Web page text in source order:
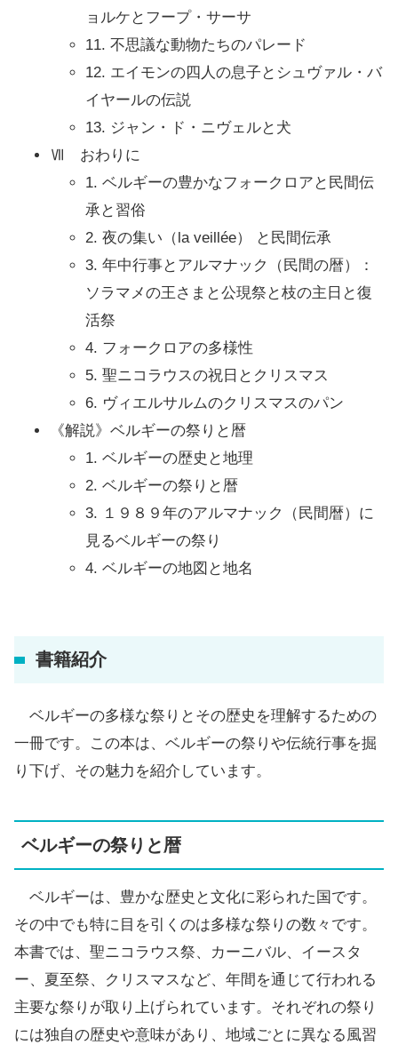
ョルケとフープ・サーサ
11. 不思議な動物たちのパレード
12. エイモンの四人の息子とシュヴァル・バ
イヤールの伝説
13. ジャン・ド・ニヴェルと犬
Ⅶ おわりに
1. ベルギーの豊かなフォークロアと民間伝
承と習俗
2. 夜の集い（la veillée） と民間伝承
3. 年中行事とアルマナック（民間の暦）：
ソラマメの王さまと公現祭と枝の主日と復
活祭
4. フォークロアの多様性
5. 聖ニコラウスの祝日とクリスマス
6. ヴィエルサルムのクリスマスのパン
《解説》ベルギーの祭りと暦
1. ベルギーの歴史と地理
2. ベルギーの祭りと暦
3. １９８９年のアルマナック（民間暦）に
見るベルギーの祭り
4. ベルギーの地図と地名
書籍紹介
ベルギーの多様な祭りとその歴史を理解するための
一冊です。この本は、ベルギーの祭りや伝統行事を掘
り下げ、その魅力を紹介しています。
ベルギーの祭りと暦
ベルギーは、豊かな歴史と文化に彩られた国です。
その中でも特に目を引くのは多様な祭りの数々です。
本書では、聖ニコラウス祭、カーニバル、イースタ
ー、夏至祭、クリスマスなど、年間を通じて行われる
主要な祭りが取り上げられています。それぞれの祭り
には独自の歴史や意味があり、地域ごとに異なる風習